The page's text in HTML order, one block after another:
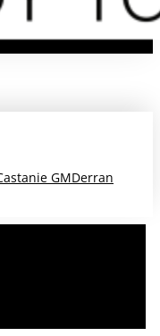
GMDerran